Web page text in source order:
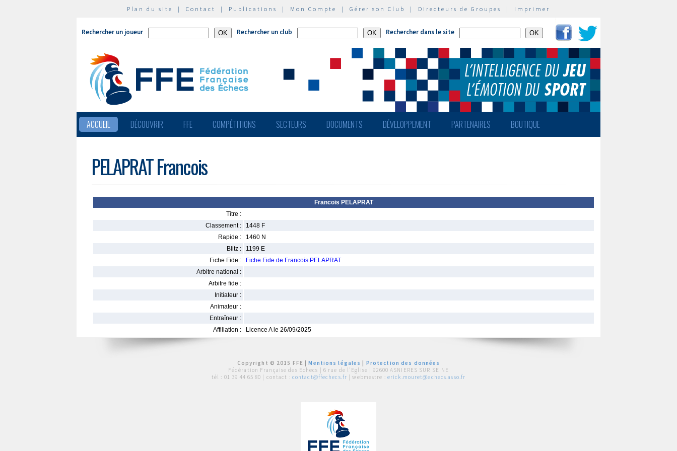
Plan du site | Contact | Publications | Mon Compte | Gérer son Club | Directeurs de Groupes | Imprimer
Rechercher un joueur Rechercher un club Rechercher dans le site
ACCUEIL DÉCOUVRIR FFE COMPÉTITIONS SECTEURS DOCUMENTS DÉVELOPPEMENT PARTENAIRES BOUTIQUE
PELAPRAT Francois
Francois PELAPRAT
Titre :
Classement :
1448 F
Rapide :
1460 N
Blitz :
1199 E
Fiche Fide :
Fiche Fide de Francois PELAPRAT
Arbitre national :
Arbitre fide :
Initiateur :
Animateur :
Entraîneur :
Affiliation :
Licence A le 26/09/2025
Copyright © 2015 FFE |Mentions légales
Protection des données
Fédération Française des Echecs | 6 rue de l'Eglise | 92600 ASNIERES SUR SEINE
tél : 01 39 44 65 80 | contact : contact@ffechecs.fr | webmestre : erick.mouret@echecs.asso.fr